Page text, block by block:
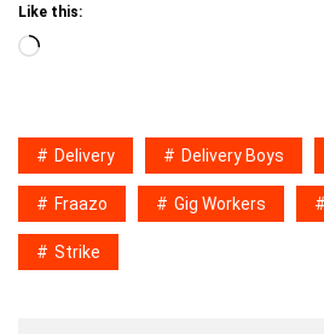
Like this:
Loading…
Delivery Delivery Boys
Fraazo Gig Workers
Strike